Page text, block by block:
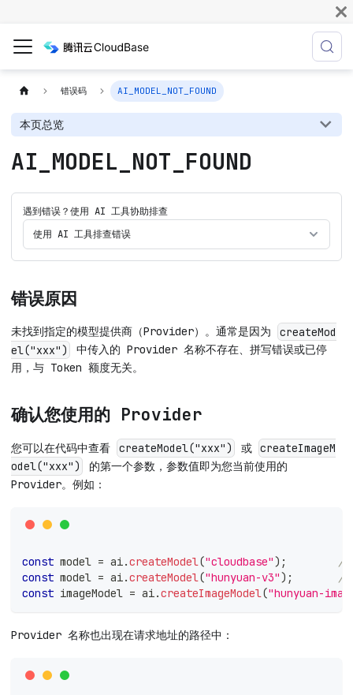
错误码 AI_MODEL_NOT_FOUND
本页总览
AI_MODEL_NOT_FOUND
遇到错误？使用 AI 工具协助排查
使用 AI 工具排查错误
错误原因
未找到指定的模型提供商（Provider）。通常是因为
createMod
el("xxx")
中传入的 Provider 名称不存在、拼写错误或已停
用，与 Token 额度无关。
确认您使用的 Provider
您可以在代码中查看 createModel("xxx") 或 createImageM
odel("xxx")
的第一个参数，参数值即为您当前使用的
Provider。例如：
const model = ai.createModel("cloudbase") ;
//
const model = ai.createModel("hunyuan-v3") ;
//
const imageModel = ai.createImageModel("hunyuan-
Provider 名称也出现在请求地址的路径中：